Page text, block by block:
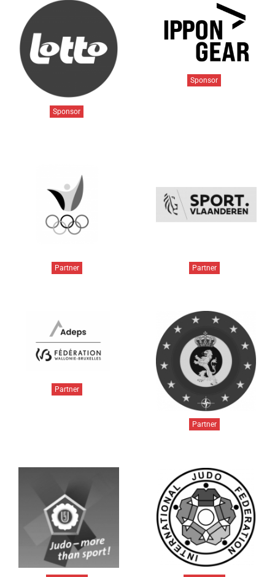
Sponsor
Sponsor
Partner Partner
Partner
Partner